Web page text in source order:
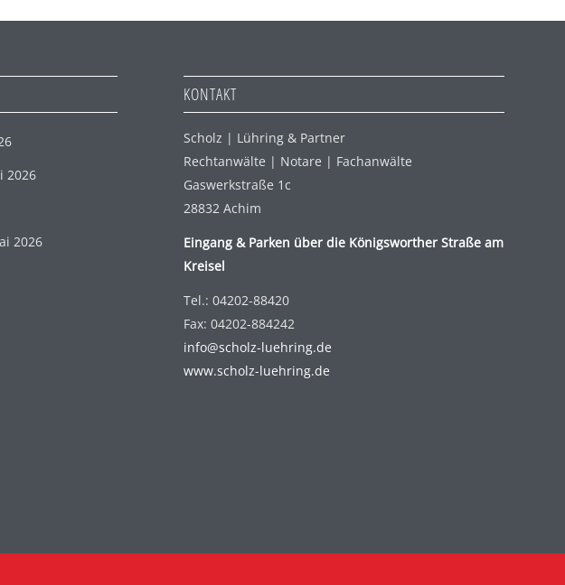
2026
2026
KONTAKT
Scholz | Lühring & Partner
Rechtanwälte | Notare | Fachanwälte
Gaswerkstraße 1c
28832 Achim
Eingang & Parken über die Königsworther Straße am
Kreisel
Tel.: 04202-88420
Fax: 04202-884242
info@scholz-luehring.de
www.scholz-luehring.de